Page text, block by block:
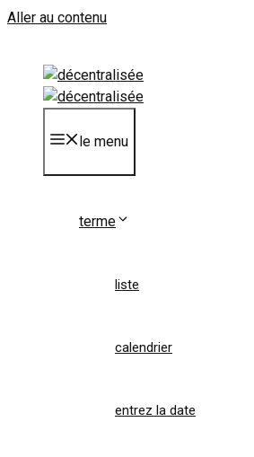
Aller au contenu
le menu
terme
liste
calendrier
entrez la date